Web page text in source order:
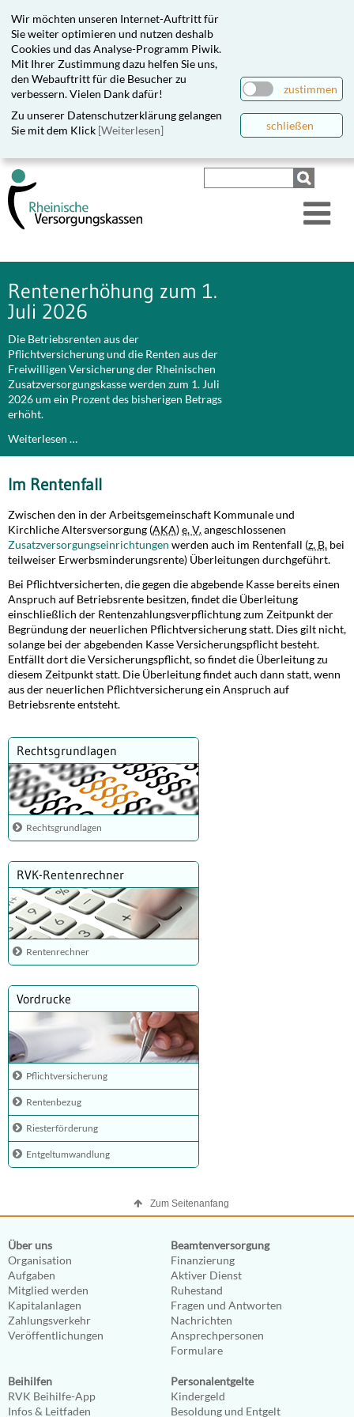
Wir möchten unseren Internet-Auftritt für
Sie weiter optimieren und nutzen deshalb
Cookies und das Analyse-Programm Piwik.
Mit Ihrer Zustimmung dazu helfen Sie uns,
den Webauftritt für die Besucher zu
verbessern. Vielen Dank dafür!
zustimmen
Zu unserer Datenschutzerklärung gelangen
Sie mit dem Klick [Weiterlesen] schließen
Rentenerhöhung zum 1.
Juli 2026
Die Betriebsrenten aus der
Pflichtversicherung und die Renten aus der
Freiwilligen Versicherung der Rheinischen
Zusatzversorgungskasse werden zum 1. Juli
2026 um ein Prozent des bisherigen Betrags
erhöht.
Weiterlesen …
Im Rentenfall
Zwischen den in der Arbeitsgemeinschaft Kommunale und
Kirchliche Altersversorgung (AKA)e. V.angeschlossenen
Zusatzversorgungseinrichtungen werden auch im Rentenfall (z. B. bei
teilweiser Erwerbsminderungsrente) Überleitungen durchgeführt.
Bei Pflichtversicherten, die gegen die abgebende Kasse bereits einen
Anspruch auf Betriebsrente besitzen, findet die Überleitung
einschließlich der Rentenzahlungsverpflichtung zum Zeitpunkt der
Begründung der neuerlichen Pflichtversicherung statt. Dies gilt nicht,
solange bei der abgebenden Kasse Versicherungspflicht besteht.
Entfällt dort die Versicherungspflicht, so findet die Überleitung zu
diesem Zeitpunkt statt. Die Überleitung findet auch dann statt, wenn
aus der neuerlichen Pflichtversicherung ein Anspruch auf
Betriebsrente entsteht.
Rechtsgrundlagen
Rechtsgrundlagen
RVK-Rentenrechner
Rentenrechner
Vordrucke
Pflichtversicherung
Rentenbezug
Riesterförderung
Entgeltumwandlung
Zum Seitenanfang
Über uns
Organisation
Aufgaben
Mitglied werden
Kapitalanlagen
Zahlungsverkehr
Veröffentlichungen
Beamtenversorgung
Finanzierung
Aktiver Dienst
Ruhestand
Fragen und Antworten
Nachrichten
Ansprechpersonen
Formulare
Beihilfen
RVK Beihilfe-App
Infos & Leitfaden
Personalentgelte
Kindergeld
Besoldung und Entgelt